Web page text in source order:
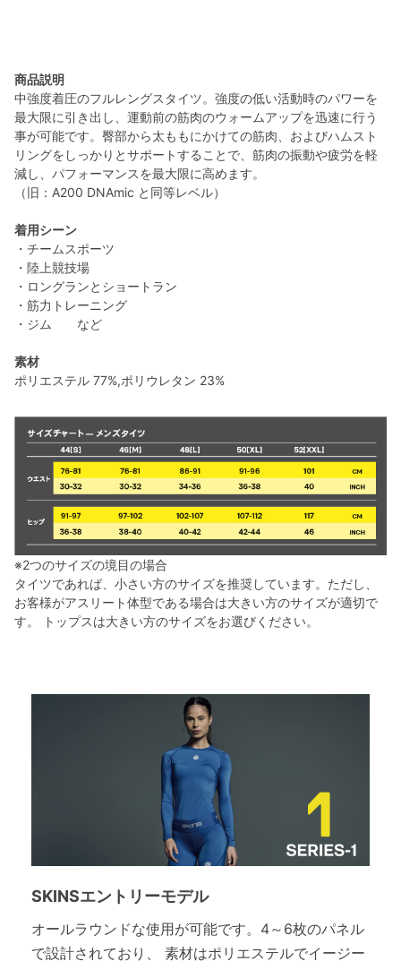
商品説明
中強度着圧のフルレングスタイツ。強度の低い活動時のパワーを
最大限に引き出し、運動前の筋肉のウォームアップを迅速に行う
事が可能です。臀部から太ももにかけての筋肉、およびハムスト
リングをしっかりとサポートすることで、筋肉の振動や疲労を軽
減し、パフォーマンスを最大限に高めます。
（旧：A200 DNAmic と同等レベル）
着用シーン
・チームスポーツ
・陸上競技場
・ロングランとショートラン
・筋力トレーニング
・ジム など
素材
ポリエステル 77%,ポリウレタン 23%
※2つのサイズの境目の場合
タイツであれば、小さい方のサイズを推奨しています。ただし、
お客様がアスリート体型である場合は大きい方のサイズが適切で
す。 トップスは大きい方のサイズをお選びください。
SKINSエントリーモデル
オールラウンドな使用が可能です。4～6枚のパネル
で設計されており、 素材はポリエステルでイージー